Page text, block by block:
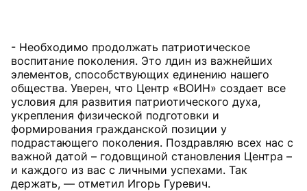
- Необходимо продолжать патриотическое
воспитание поколения. Это лдин из важнейших
элементов, способствующих единению нашего
общества. Уверен, что Центр «ВОИН» создает все
условия для развития патриотического духа,
укрепления физической подготовки и
формирования гражданской позиции у
подрастающего поколения. Поздравляю всех нас с
важной датой – годовщиной становления Центра –
и каждого из вас с личными успехами. Так
держать, — отметил Игорь Гуревич.